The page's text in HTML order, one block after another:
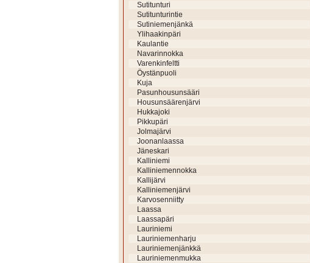
Sutitunturi
Sutitunturintie
Sutiniemenjänkä
Ylihaakinpäri
Kaulantie
Navarinnokka
Varenkinfeltti
Öystänpuoli
Kuja
Pasunhousunsääri
Housunsäärenjärvi
Hukkajoki
Pikkupäri
Jolmajärvi
Joonanlaassa
Jäneskari
Kalliniemi
Kalliniemennokka
Kallijärvi
Kalliniemenjärvi
Karvosenniitty
Laassa
Laassapäri
Lauriniemi
Lauriniemenharju
Lauriniemenjänkkä
Lauriniemenmukka